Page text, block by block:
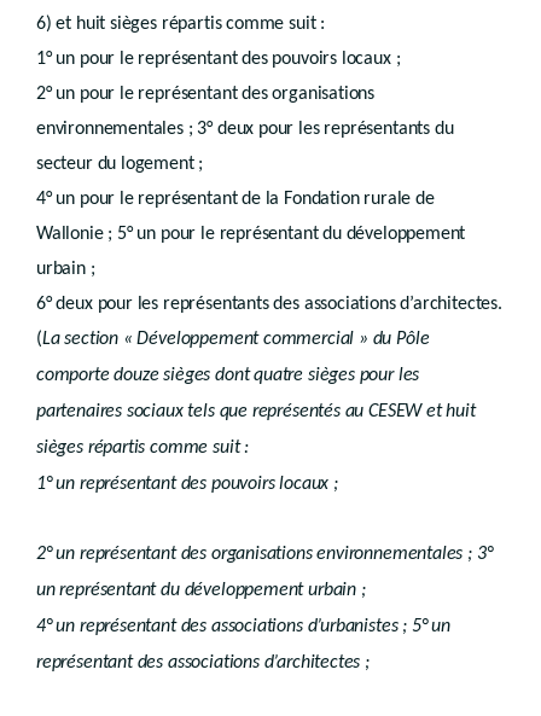
Sous-section 1è re
Permis
Art. R.IV.22-1
Art. R.IV.22-3
Sous-section 2 Certificat d'urbanisme
Gouvernement
Art. R.IV.25-1
Chapitre 2 Dossiers de demande
Section 1
re
Art. R.IV.26-1
Art. R.IV.28-1
Art. R.IV.28-2
Section 2 Dossier de demande de certificat d'urbanisme
Art. R.IV.30-1
Art. R.IV.30-2
Art. R.IV.30-3
Chapitre 3 Réunion de projet
Section 1 re
Généralités
Chapitre 5 Consultations
Art. R.IV.35-1
Formalités complémentaires
Section 1 re
Mesures particulières de publicité
Sous-section 1
Demandes soumises à enquête publique
Art. R.IV.40-1
6) et huit sièges répartis comme suit :
1° un pour le représentant des pouvoirs locaux ;
2° un pour le représentant des organisations
environnementales ; 3° deux pour les représentants du
secteur du logement ;
4° un pour le représentant de la Fondation rurale de
Wallonie ; 5° un pour le représentant du développement
urbain ;
6° deux pour les représentants des associations d’architectes.
(La section « Développement commercial » du Pôle
comporte douze sièges dont quatre sièges pour les
partenaires sociaux tels que représentés au CESEW et huit
sièges répartis comme suit :
1° un représentant des pouvoirs locaux ;
2° un représentant des organisations environnementales ; 3°
un représentant du développement urbain ;
4° un représentant des associations d’urbanistes ; 5° un
représentant des associations d’architectes ;